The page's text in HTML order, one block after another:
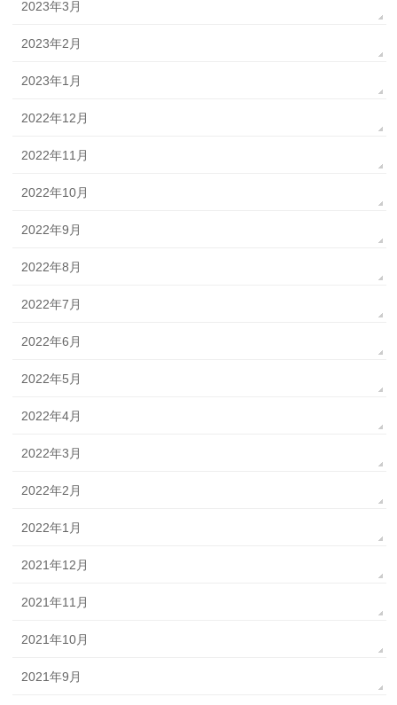
2023年3月
2023年2月
2023年1月
2022年12月
2022年11月
2022年10月
2022年9月
2022年8月
2022年7月
2022年6月
2022年5月
2022年4月
2022年3月
2022年2月
2022年1月
2021年12月
2021年11月
2021年10月
2021年9月